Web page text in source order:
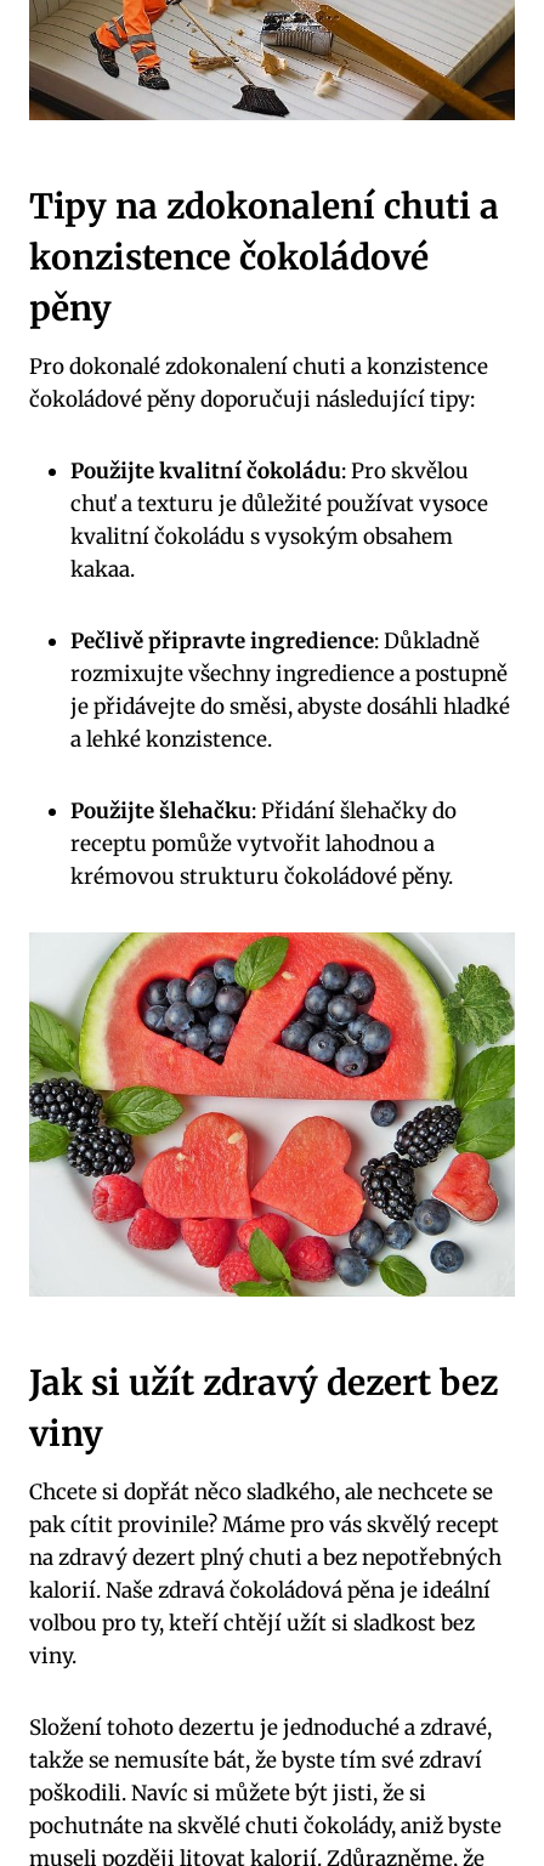
Tipy na zdokonalení chuti a
konzistence čokoládové
pěny
Pro dokonalé zdokonalení chuti a konzistence
čokoládové pěny doporučuji následující tipy:
Použijte kvalitní čokoládu: Pro skvělou
chuť a texturu je důležité používat vysoce
kvalitní čokoládu s vysokým obsahem
kakaa.
Pečlivě připravte ingredience: Důkladně
rozmixujte všechny ingredience a postupně
je přidávejte do směsi, abyste dosáhli hladké
a lehké konzistence.
Použijte šlehačku: Přidání šlehačky do
receptu pomůže vytvořit lahodnou a
krémovou strukturu čokoládové pěny.
Jak si užít zdravý dezert bez
viny
Chcete si dopřát něco sladkého, ale nechcete se
pak cítit provinile? Máme pro vás skvělý recept
na zdravý dezert plný chuti a bez nepotřebných
kalorií. Naše zdravá čokoládová pěna je ideální
volbou pro ty, kteří chtějí užít si sladkost bez
viny.
Složení tohoto dezertu je jednoduché a zdravé,
takže se nemusíte bát, že byste tím své zdraví
poškodili. Navíc si můžete být jisti, že si
pochutnáte na skvělé chuti čokolády, aniž byste
museli později litovat kalorií. Zdůrazněme, že